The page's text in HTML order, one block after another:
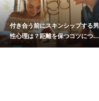
付き合う前にスキンシップする男
性心理は？距離を保つコツについ
て